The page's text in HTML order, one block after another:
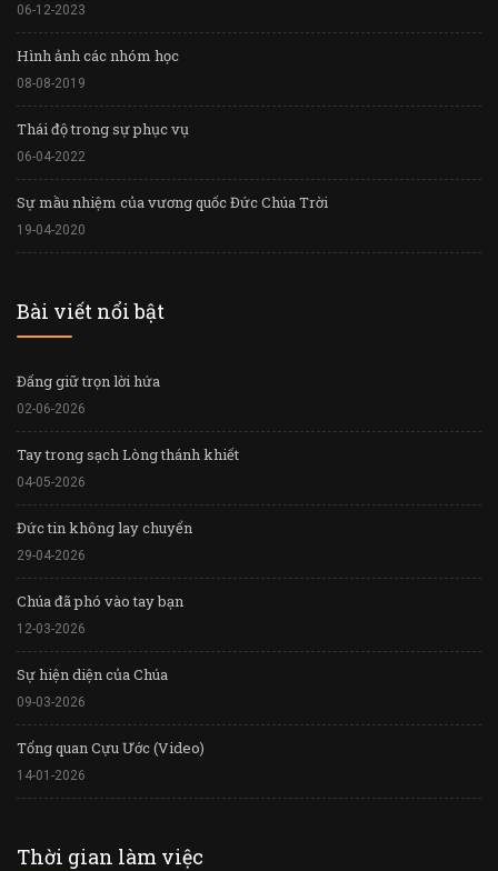
06-12-2023
Hình ảnh các nhóm học
08-08-2019
Thái độ trong sự phục vụ
06-04-2022
Sự mầu nhiệm của vương quốc Đức Chúa Trời
19-04-2020
Bài viết nổi bật
Đấng giữ trọn lời hứa
02-06-2026
Tay trong sạch Lòng thánh khiết
04-05-2026
Đức tin không lay chuyển
29-04-2026
Chúa đã phó vào tay bạn
12-03-2026
Sự hiện diện của Chúa
09-03-2026
Tổng quan Cựu Ước (Video)
14-01-2026
Thời gian làm việc